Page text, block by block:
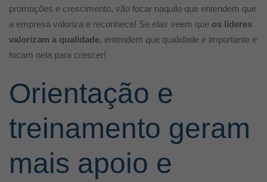
promoções e crescimento, vão focar naquilo que entendem que
a empresa valoriza e reconhece! Se elas veem que os líderes
valorizam a qualidade, entendem que qualidade é importante e
focam nela para crescer!
Orientação e
treinamento geram
mais apoio e